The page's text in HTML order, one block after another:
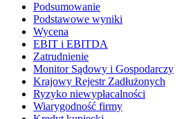
Podsumowanie
Podstawowe wyniki
Wycena
EBIT i EBITDA
Zatrudnienie
Monitor Sądowy i Gospodarczy
Krajowy Rejestr Zadłużonych
Ryzyko niewypłacalności
Wiarygodność firmy